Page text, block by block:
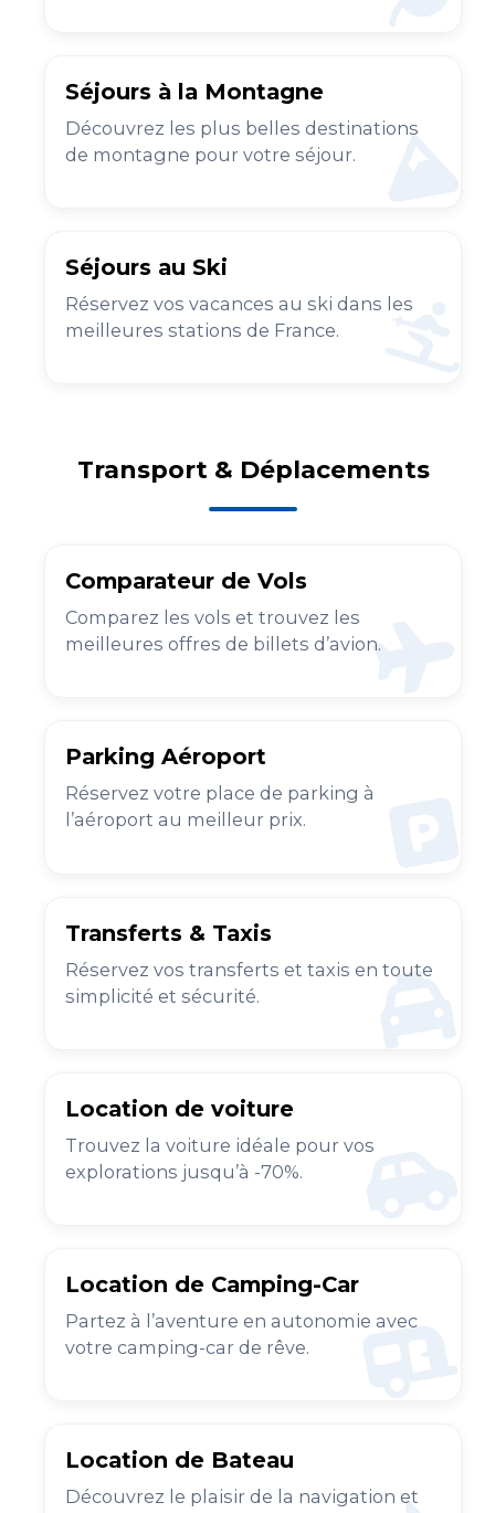
Séjours à la Montagne
Découvrez les plus belles destinations
de montagne pour votre séjour.
Séjours au Ski
Réservez vos vacances au ski dans les
meilleures stations de France.
Transport & Déplacements
Comparateur de Vols
Comparez les vols et trouvez les
meilleures offres de billets d’avion.
Parking Aéroport
Réservez votre place de parking à
l’aéroport au meilleur prix.
Transferts & Taxis
Réservez vos transferts et taxis en toute
simplicité et sécurité.
Location de voiture
Trouvez la voiture idéale pour vos
explorations jusqu’à -70%.
Location de Camping-Car
Partez à l’aventure en autonomie avec
votre camping-car de rêve.
Location de Bateau
Découvrez le plaisir de la navigation et